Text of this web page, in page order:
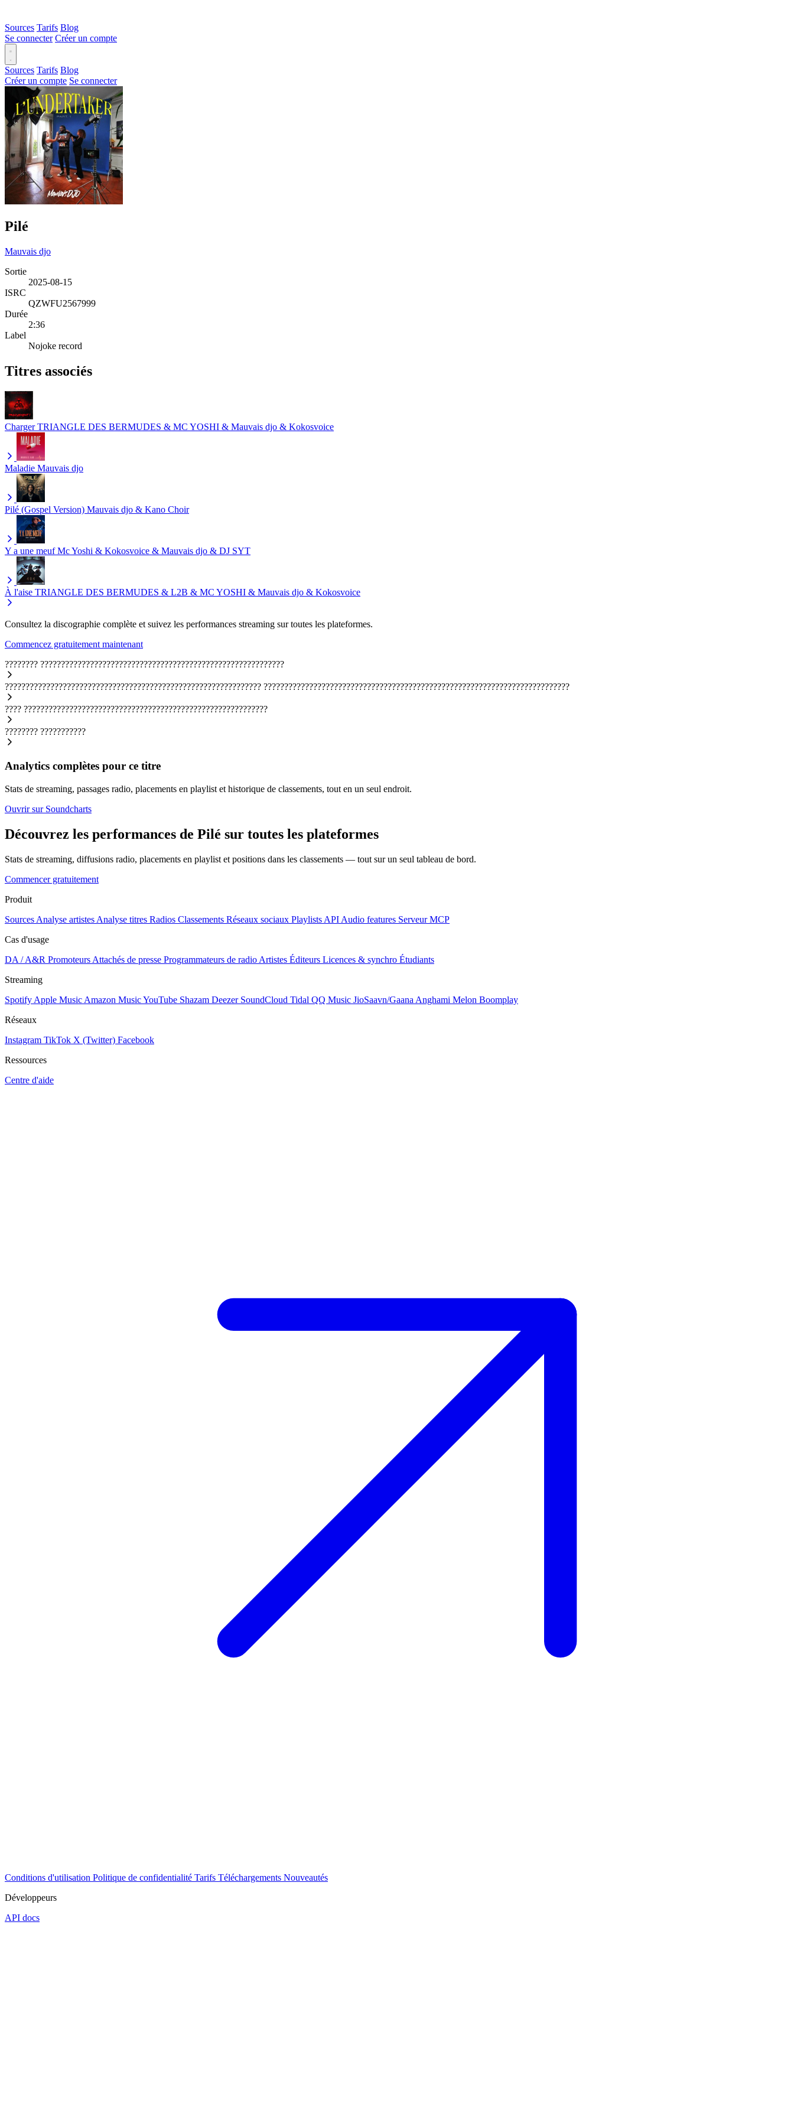
Sources Tarifs Blog
Se connecter Créer un compte
Sources Tarifs Blog
Créer un compte Se connecter
Pilé
Mauvais djo
Sortie
2025-08-15
ISRC
QZWFU2567999
Durée
2:36
Label
Nojoke record
Titres associés
Charger TRIANGLE DES BERMUDES & MC YOSHI & Mauvais djo & Kokosvoice
Maladie Mauvais djo
Pilé (Gospel Version) Mauvais djo & Kano Choir
Y a une meuf Mc Yoshi & Kokosvoice & Mauvais djo & DJ SYT
À l'aise TRIANGLE DES BERMUDES & L2B & MC YOSHI & Mauvais djo & Kokosvoice
Consultez la discographie complète et suivez les performances streaming sur toutes les plateformes.
Commencez gratuitement maintenant
???????? ???????????????????????????????????????????????????????????
?????????????????????????????????????????????????????????????? ??????????????????????????????????????????????????????????????????????????
???? ???????????????????????????????????????????????????????????
???????? ???????????
Analytics complètes pour ce titre
Stats de streaming, passages radio, placements en playlist et historique de classements, tout en un seul endroit.
Ouvrir sur Soundcharts
Découvrez les performances de Pilé sur toutes les plateformes
Stats de streaming, diffusions radio, placements en playlist et positions dans les classements — tout sur un seul tableau de bord.
Commencer gratuitement
Produit
Sources Analyse artistes Analyse titres Radios Classements Réseaux sociaux Playlists API Audio features Serveur MCP
Cas d'usage
DA / A&R Promoteurs Attachés de presse Programmateurs de radio Artistes Éditeurs Licences & synchro Étudiants
Streaming
Spotify Apple Music Amazon MusicYouTube Shazam Deezer SoundCloud Tidal QQ Music JioSaavn/Gaana Anghami Melon Boomplay
Réseaux
Instagram TikTok X (Twitter) Facebook
Ressources
Centre d'aide
Conditions d'utilisation Politique de confidentialité Tarifs Téléchargements Nouveautés
Développeurs
API docs